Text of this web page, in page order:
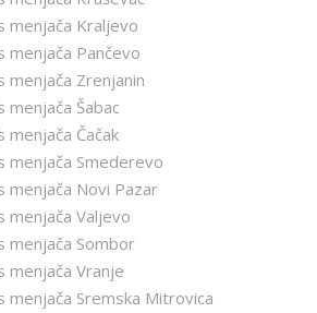
menjača Kraljevo
menjača Pančevo
menjača Zrenjanin
menjača Šabac
menjača Čačak
menjača Smederevo
menjača Novi Pazar
menjača Valjevo
menjača Sombor
menjača Vranje
menjača Sremska Mitrovica